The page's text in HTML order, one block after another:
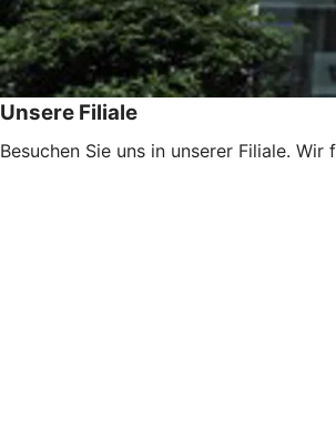
Unsere Filiale
Besuchen Sie uns in unserer Filiale. Wir